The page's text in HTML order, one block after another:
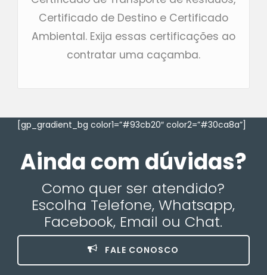
Certificado de Destino e Certificado
Ambiental. Exija essas certificações ao
contratar uma caçamba.
[gp_gradient_bg color1=”#93cb20″ color2=”#30ca8a”]
Ainda com dúvidas?
Como quer ser atendido?
Escolha Telefone, Whatsapp,
Facebook, Email ou Chat.
FALE CONOSCO